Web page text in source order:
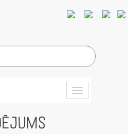
Toggle
navigation